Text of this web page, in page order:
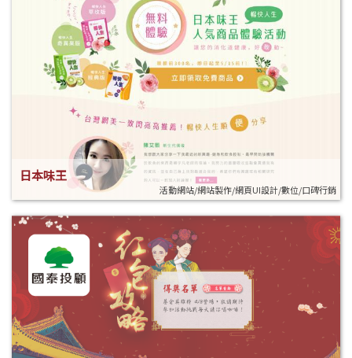
日本味王
活動網站/網站製作/網頁UI設計/數位/口碑行銷